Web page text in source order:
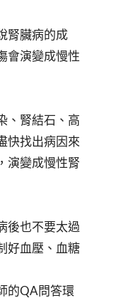
腎臟病的成
會演變成慢性
、腎結石、高
快找出病因來
演變成慢性腎
後也不要太過
好血壓、血糖
的QA問答環